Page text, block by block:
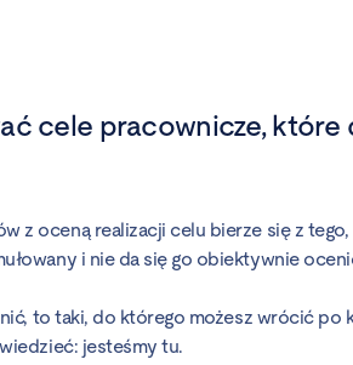
cele pracownicze,
z oceną realizacji celu bierze się z
i nie da się go obiektywnie
to taki, do którego możesz wrócić po
jesteśmy tu.